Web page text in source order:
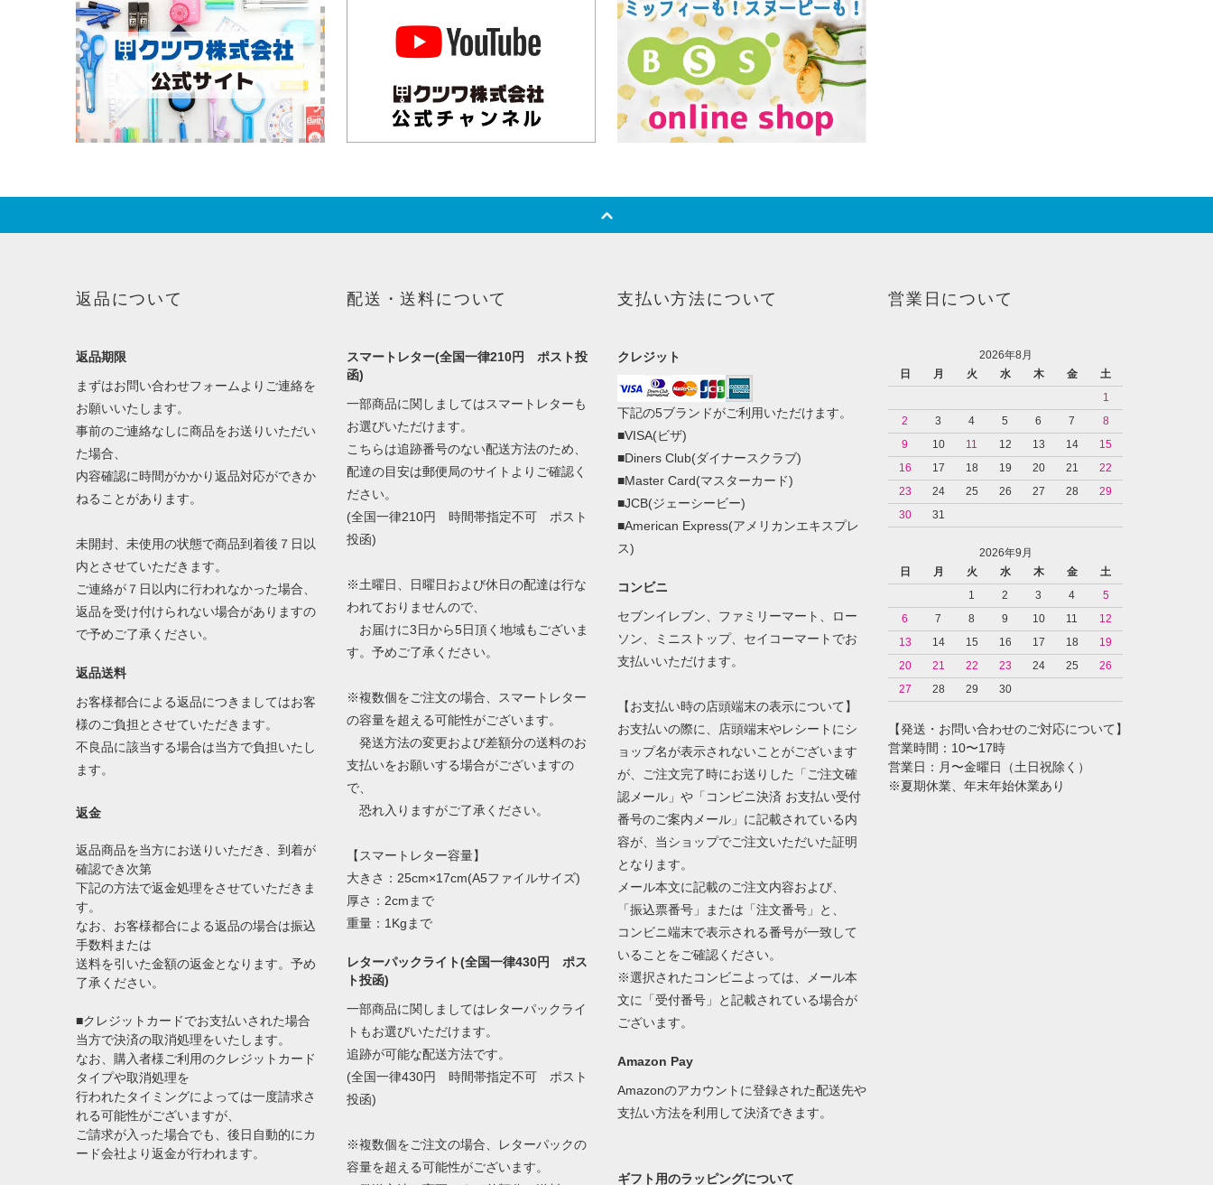
返品について
返品期限
まずはお問い合わせフォームよりご連絡を
お願いいたします。
事前のご連絡なしに商品をお送りいただい
た場合、
内容確認に時間がかかり返品対応ができか
ねることがあります。
未開封、未使用の状態で商品到着後７日以
内とさせていただきます。
ご連絡が７日以内に行われなかった場合、
返品を受け付けられない場合がありますの
で予めご了承ください。
返品送料
お客様都合による返品につきましてはお客
様のご負担とさせていただきます。
不良品に該当する場合は当方で負担いたし
ます。
返金
返品商品を当方にお送りいただき、到着が
確認でき次第
下記の方法で返金処理をさせていただきま
す。
なお、お客様都合による返品の場合は振込
手数料または
送料を引いた金額の返金となります。予め
了承ください。
■クレジットカードでお支払いされた場合
当方で決済の取消処理をいたします。
なお、購入者様ご利用のクレジットカード
タイプや取消処理を
行われたタイミングによっては一度請求さ
れる可能性がございますが、
ご請求が入った場合でも、後日自動的にカ
ード会社より返金が行われます。
配送・送料について
スマートレター(全国一律210円 ポスト投
函)
一部商品に関しましてはスマートレターも
お選びいただけます。
こちらは追跡番号のない配送方法のため、
配達の目安は郵便局のサイトよりご確認く
ださい。
(全国一律210円 時間帯指定不可 ポスト
投函)
※土曜日、日曜日および休日の配達は行な
われておりませんので、
お届けに3日から5日頂く地域もございま
す。予めご了承ください。
※複数個をご注文の場合、スマートレター
の容量を超える可能性がございます。
発送方法の変更および差額分の送料のお
支払いをお願いする場合がございますの
で、
恐れ入りますがご了承ください。
【スマートレター容量】
大きさ：25cm×17cm(A5ファイルサイズ)
厚さ：2cmまで
重量：1Kgまで
レターパックライト(全国一律430円 ポス
ト投函)
一部商品に関しましてはレターパックライ
トもお選びいただけます。
追跡が可能な配送方法です。
(全国一律430円 時間帯指定不可 ポスト
投函)
※複数個をご注文の場合、レターパックの
容量を超える可能性がございます。
支払い方法について
クレジット
下記の5ブランドがご利用いただけます。
■VISA(ビザ)
■Diners Club(ダイナースクラブ)
■Master Card(マスターカード)
■JCB(ジェーシービー)
■American Express(アメリカンエキスプレ
ス)
コンビニ
セブンイレブン、ファミリーマート、ロー
ソン、ミニストップ、セイコーマートでお
支払いいただけます。
【お支払い時の店頭端末の表示について】
お支払いの際に、店頭端末やレシートにシ
ョップ名が表示されないことがございます
が、ご注文完了時にお送りした「ご注文確
認メール」や「コンビニ決済 お支払い受付
番号のご案内メール」に記載されている内
容が、当ショップでご注文いただいた証明
となります。
メール本文に記載のご注文内容および、
「振込票番号」または「注文番号」と、
コンビニ端末で表示される番号が一致して
いることをご確認ください。
※選択されたコンビニよっては、メール本
文に「受付番号」と記載されている場合が
ございます。
Amazon Pay
Amazonのアカウントに登録された配送先や
支払い方法を利用して決済できます。
ギフト用のラッピングについて
営業日について
2026年8月
日
月 火 水 木 金
土
1
2
3 4 5 6 7
8
9
10 11 12 13 14
15
16
17 18 19 20 21
22
23
24 25 26 27 28
29
30
31
2026年9月
日
月 火 水 木 金
土
1
2 3 4
5
6
7 8 9 10 11
12
13
14 15 16 17 18
19
20
21 22 23 24 25
26
27
28 29 30
【発送・お問い合わせのご対応について】
営業時間：10〜17時
営業日：月〜金曜日（土日祝除く）
※夏期休業、年末年始休業あり